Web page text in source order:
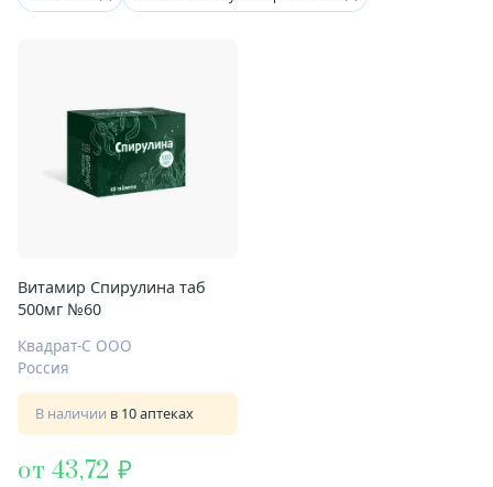
Витамир Спирулина таб
500мг №60
Квадрат-С ООО
Россия
В наличии в 10 аптеках
от 43,72